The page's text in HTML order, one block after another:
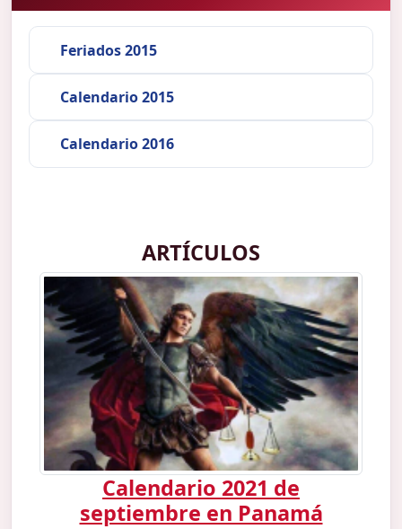
Feriados 2015
Calendario 2015
Calendario 2016
ARTÍCULOS
Calendario 2021 de
septiembre en Panamá